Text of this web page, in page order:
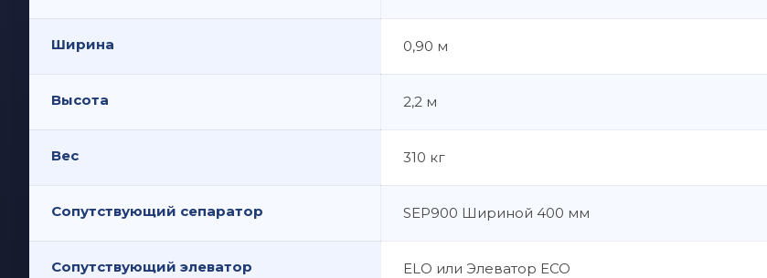
Ширина 0,90 м
Высота 2,2 м
Вес 310 кг
Сопутствующий сепаратор SEP900 Шириной 400 мм
Сопутствующий элеватор ELO или Элеватор ECO